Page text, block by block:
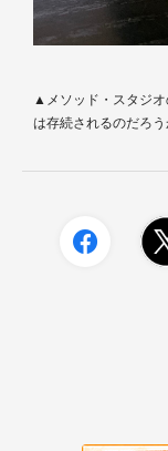
▲メソッド・スタジオ
は存続されるのだろう